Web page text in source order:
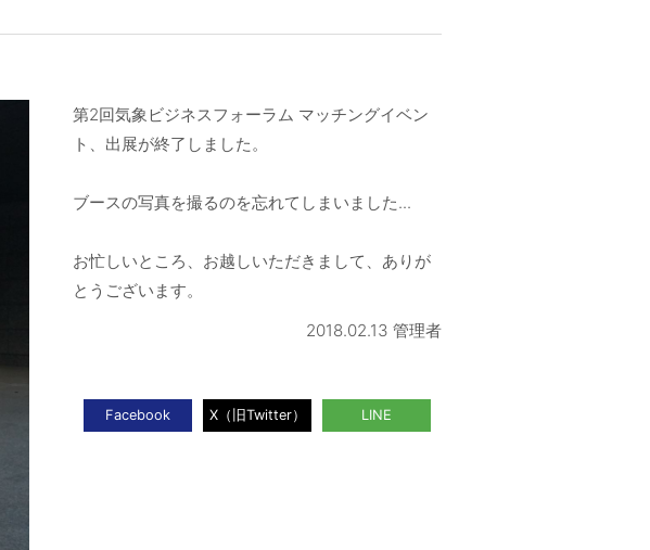
第2回気象ビジネスフォーラム マッチングイベン
ト、出展が終了しました。
ブースの写真を撮るのを忘れてしまいました...
お忙しいところ、お越しいただきまして、ありが
とうございます。
2018.02.13 管理者